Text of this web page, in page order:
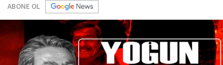
ABONE OL